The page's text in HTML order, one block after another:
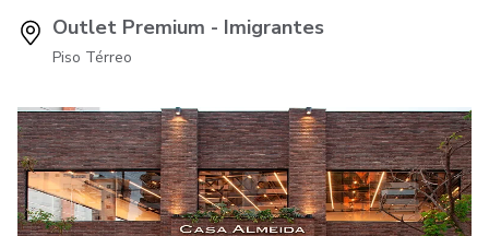
Outlet Premium - Imigrantes
Piso Térreo